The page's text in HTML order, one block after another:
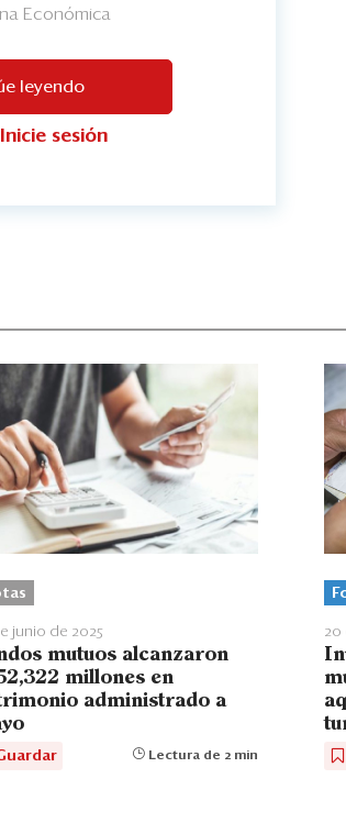
Económica
leyendo
Inicie sesión
junio de 2025
mutuos alcanzaron
millones en
administrado a
Lectura de 2 min
20